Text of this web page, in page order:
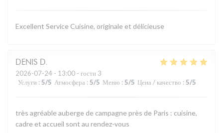
Excellent Service Cuisine, originale et délicieuse
DENIS D
2026-07-24 - 13:00 - гости 3
Услуги : 5/5 Атмосфера : 5/5 Меню : 5/5 Цена / качество : 5/5
très agréable auberge de campagne près de Paris : cuisine,
cadre et accueil sont au rendez-vous